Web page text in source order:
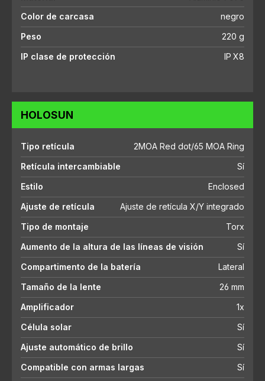
Color de carcasa
negro
Peso
220 g
IP clase de protección
IP X8
HOLOSUN
Tipo retícula
2MOA Red dot/65 MOA Ring
Retícula intercambiable
Sí
Estilo
Enclosed
Ajuste de retícula
Ajuste de retícula X/Y integrado
Tipo de montaje
Torx
Aumento de la altura de las líneas de visión
Sí
Compartimento de la batería
Lateral
Tamaño de la lente
26 mm
Amplificador
1x
Célula solar
Sí
Ajuste automático de brillo
Sí
Compatible con armas largas
Sí